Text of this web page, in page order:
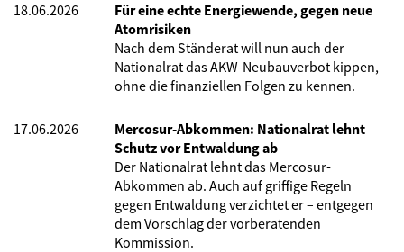
18.06.2026
Für eine echte Energiewende, gegen neue
Atomrisiken
Nach dem Ständerat will nun auch der
Nationalrat das AKW-Neubauverbot kippen,
ohne die finanziellen Folgen zu kennen.
17.06.2026
Mercosur-Abkommen: Nationalrat lehnt
Schutz vor Entwaldung ab
Der Nationalrat lehnt das Mercosur-
Abkommen ab. Auch auf griffige Regeln
gegen Entwaldung verzichtet er – entgegen
dem Vorschlag der vorberatenden
Kommission.